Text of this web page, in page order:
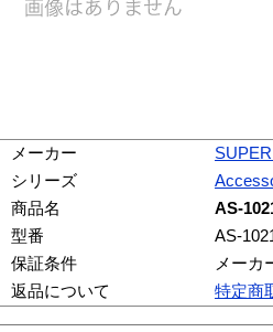
メーカー
シリーズ
商品名
AS-
型番
AS-
保証条件
メーカ
返品について
特定商